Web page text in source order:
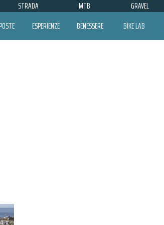
STRADA MTB GRAVEL
ESPERIENZE BENESSERE BIKE LAB